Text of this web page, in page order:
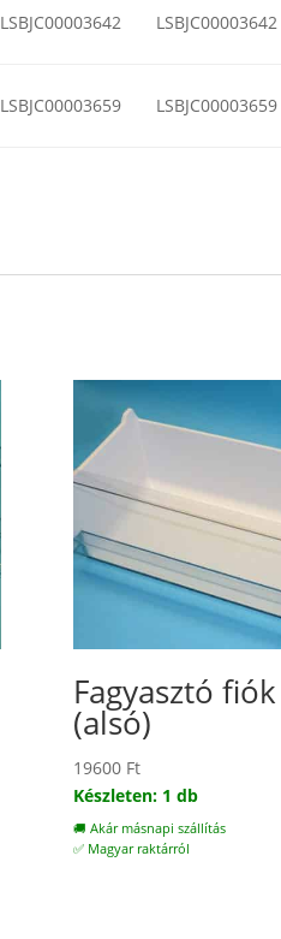
LSBJC00003642 LSBJC00003642
LSBJC00003659 LSBJC00003659
Fagyasztó fiók
(alsó)
19600 Ft
Készleten: 1 db
🚚 Akár másnapi szállítás
✅ Magyar raktárról